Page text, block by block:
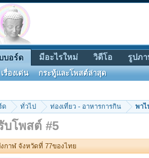
ด ทั่วไป ท่องเที่ยว - อาหารการกิน พาไ
บโพสต์ #5
กาฬ จังหวัดที่ 77ของไทย
บอร์ด
เรื่องเด่น กระทู้และโพสต์ล่าสุด
มีอะไรใหม่ วิดีโอ รูปภ